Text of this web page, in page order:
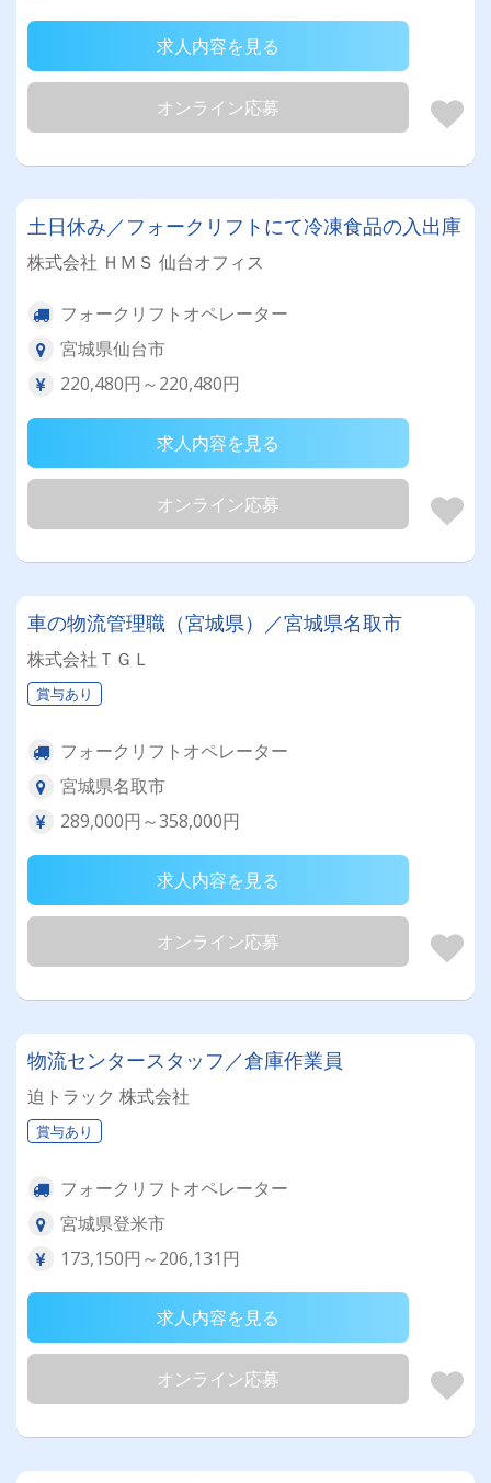
求人内容を見る
オンライン応募
土日休み／フォークリフトにて冷凍食品の入出庫
株式会社 ＨＭＳ 仙台オフィス
フォークリフトオペレーター
宮城県仙台市
220,480円～220,480円
求人内容を見る
オンライン応募
車の物流管理職（宮城県）／宮城県名取市
株式会社ＴＧＬ
賞与あり
フォークリフトオペレーター
宮城県名取市
289,000円～358,000円
求人内容を見る
オンライン応募
物流センタースタッフ／倉庫作業員
迫トラック 株式会社
賞与あり
フォークリフトオペレーター
宮城県登米市
173,150円～206,131円
求人内容を見る
オンライン応募